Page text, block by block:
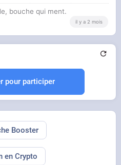
bouche qui ment.
il y a 2 mois
pour participer
Booster
en Crypto